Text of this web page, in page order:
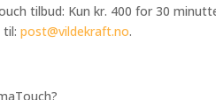
tilbud: Kun kr. 400 for 30
til: post@vildekraft.no.